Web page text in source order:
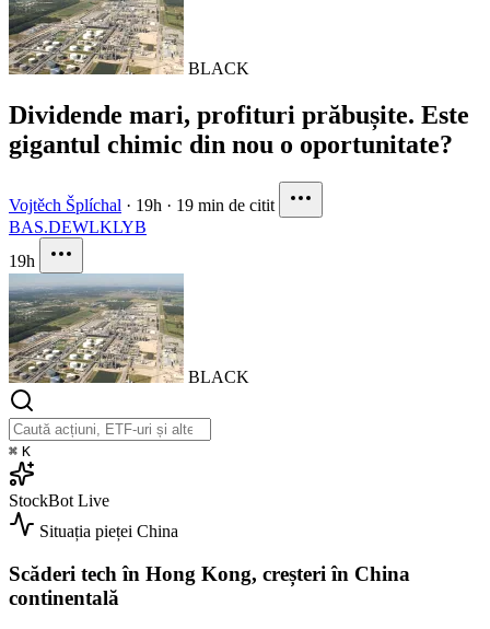
BLACK
Dividende mari, profituri prăbușite. Este
gigantul chimic din nou o oportunitate?
Vojtěch Šplíchal · 19h · 19 min de citit
BAS.DEWLKLYB
19h
BLACK
⌘ K
StockBot Live
Situația pieței China
Scăderi tech în Hong Kong, creșteri în China
continentală